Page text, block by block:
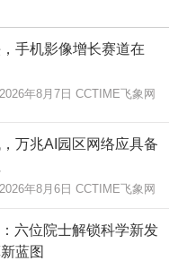
手机影像增长赛道在
2026年8月7日 CCTIME飞象网
万兆AI园区网络应具备
2026年8月6日 CCTIME飞象网
六位院士解锁科学新发
蓝图